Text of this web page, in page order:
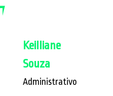
Keilliane
Souza
Administrativo